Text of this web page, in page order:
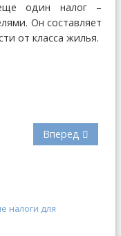
один налог –
Он составляет
от класса жилья.
Вперед
налоги для